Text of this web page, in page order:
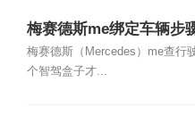
梅赛德斯me绑定车辆步
me能查行驶轨迹吗
梅赛德斯（Mercedes）me查行
个智驾盒子才...